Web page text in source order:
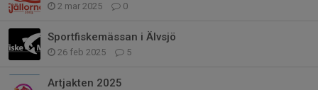
2 mar 2025 0
Sportfiskemässan i Älvsjö
26 feb 2025 5
Artjakten 2025